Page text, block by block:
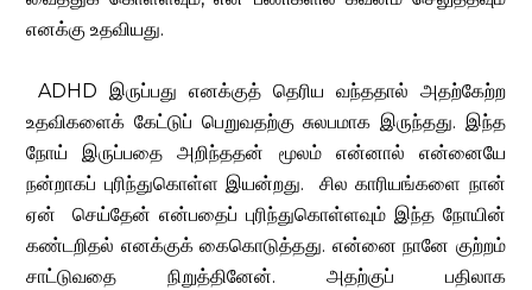
எனக்கு உதவியது.
ADHD இருப்பது எனக்குத் தெரிய வந்ததால் அதற்கேற்ற
உதவிகளைக் கேட்டுப் பெறுவதற்கு சுலபமாக இருந்தது. இந்த
நோய் இருப்பதை அறிந்ததன் மூலம் என்னால் என்னையே
நன்றாகப் புரிந்துகொள்ள இயன்றது. சில காரியங்களை நான்
ஏன் செய்தேன் என்பதைப் புரிந்துகொள்ளவும் இந்த நோயின்
கண்டறிதல் எனக்குக் கைகொடுத்தது. என்னை நானே குற்றம்
சாட்டுவதை நிறுத்தினேன். அதற்குப் பதிலாக